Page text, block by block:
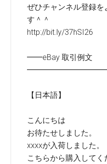
ぜひチャンネル登録を
す＾＾
http://bit.ly/37hSI26
━━eBay 取引例文
【日本語】
こんにちは
お待たせしました。
xxxxが入荷しました。
こちらから購入してく